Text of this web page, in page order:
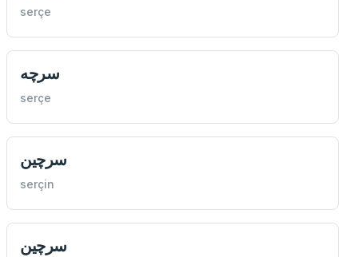
serçe
سرچه
serçe
سرچين
serçin
سرچين